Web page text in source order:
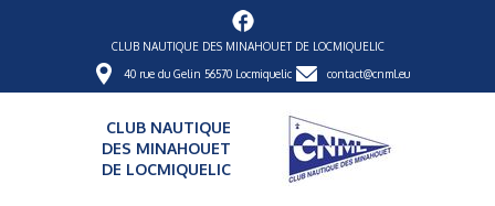
CLUB NAUTIQUE DES MINAHOUET DE LOCMIQUELIC
40 rue du Gelin 56570 Locmiquelic contact@cnml.eu
CLUB NAUTIQUE
DES MINAHOUET
DE LOCMIQUELIC